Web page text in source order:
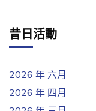
昔日活動
2026 年 六月
2026 年 四月